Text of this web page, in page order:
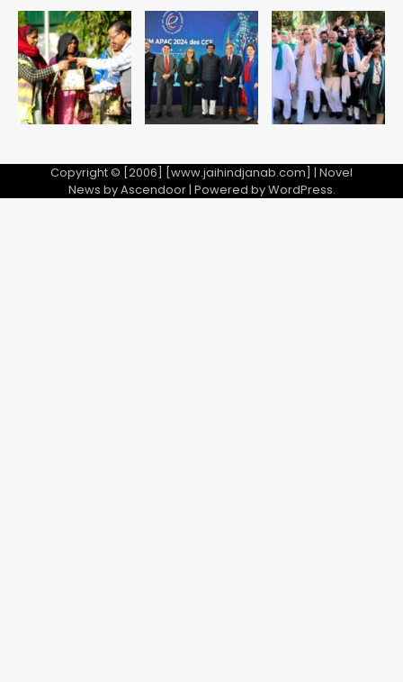
5
एयरपोर्ट का फर्जी कर्मचारी बनकर 3 लाख
उड़ाए, अब पहुंचा सलाखों के पीछे
Team JHJ
Copyright © [2006] [www.jaihindjanab.com] | Novel
News byAscendoor| Powered byWordPress.